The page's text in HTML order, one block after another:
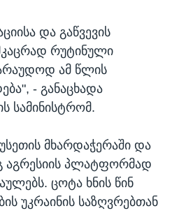
და გაწვევის
რუტინული
ამ წლის
- განაცხადა
სამინისტრომ.
მხარდაჭერაში და
აგრესიის პლატფორმად
ცოტა ხნის წინ
უკრაინის საზღვრებთან